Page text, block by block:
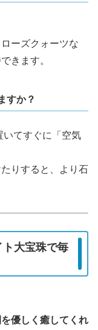
ーズクォーツな
きます。
すか？
てすぐに「空気
りすると、より石
ト大宝珠で毎
優しく癒してくれ